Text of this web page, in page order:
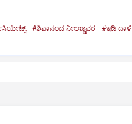
#ಶಿವಾನಂದ ನೀಲಣ್ಣವರ #ಇಡಿ ದಾಳಿ